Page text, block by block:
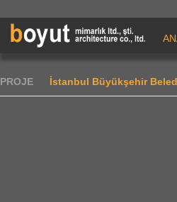
PROJE İstanbul Büyükşehir